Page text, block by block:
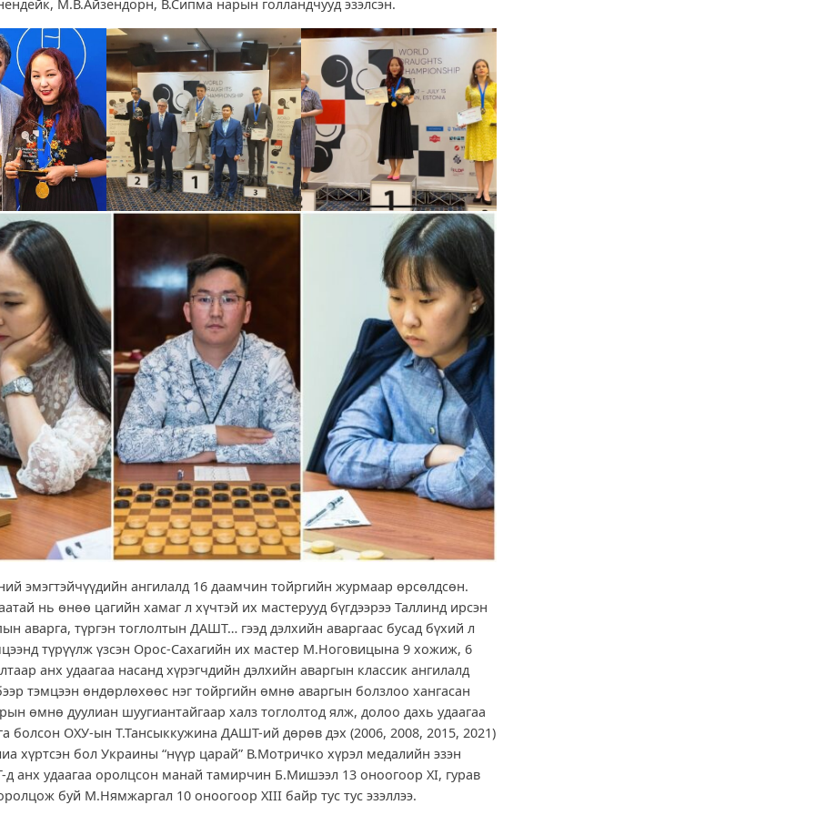
М.В.Айзендорн, В.Сипма нарын голландчууд эзэлсэн.
эмэгтэйчүүдийн ангилалд 16 даамчин тойргийн журмаар өрсөлдсөн.
нь өнөө цагийн хамаг л хүчтэй их мастерууд бүгдээрээ Таллинд ирсэн
аварга, түргэн тоглолтын ДАШТ… гээд дэлхийн аваргаас бусад бүхий л
түрүүлж үзсэн Орос-Сахагийн их мастер М.Ноговицына 9 хожиж, 6
анх удаагаа насанд хүрэгчдийн дэлхийн аваргын классик ангилалд
тэмцээн өндөрлөхөөс нэг тойргийн өмнө аваргын болзлоо хангасан
өмнө дуулиан шуугиантайгаар халз тоглолтод ялж, долоо дахь удаагаа
болсон ОХУ-ын Т.Тансыккужина ДАШТ-ий дөрөв дэх (2006, 2008, 2015, 2021)
хүртсэн бол Украины “нүүр царай” В.Мотричко хүрэл медалийн эзэн
анх удаагаа оролцсон манай тамирчин Б.Мишээл 13 оноогоор XI, гурав
оролцож буй М.Нямжаргал 10 оноогоор XIII байр тус тус эзэллээ.